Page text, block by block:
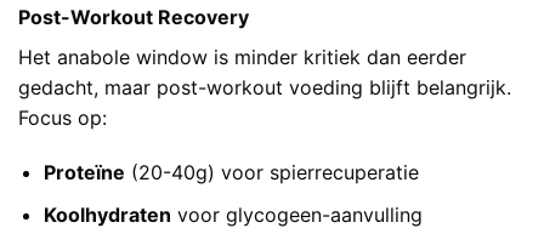
Post-Workout Recovery
Het anabole window is minder kritiek dan eerder
gedacht, maar post-workout voeding blijft belangrijk.
Focus op:
Proteïne (20-40g) voor spierrecuperatie
Koolhydraten voor glycogeen-aanvulling